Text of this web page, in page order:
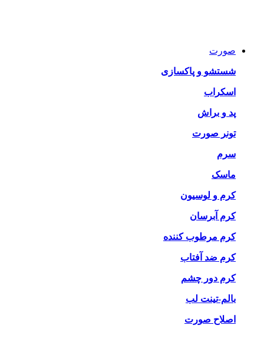
صورت
شستشو و پاکسازی
اسکراب
پد و براش
تونر صورت
سرم
ماسک
کرم و لوسیون
کرم آبرسان
کرم مرطوب کننده
کرم ضد آفتاب
کرم دور چشم
بالم-تینت لب
اصلاح صورت